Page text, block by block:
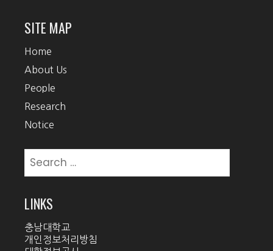
SITE MAP
Home
About Us
People
Research
Notice
for:
LINKS
충남대학교
개인정보처리방침